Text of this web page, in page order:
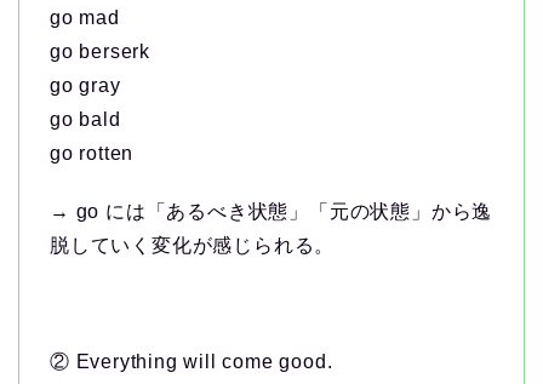
go mad
go berserk
go gray
go bald
go rotten
→ go には「あるべき状態」「元の状態」から逸
脱していく変化が感じられる。
② Everything will come good.